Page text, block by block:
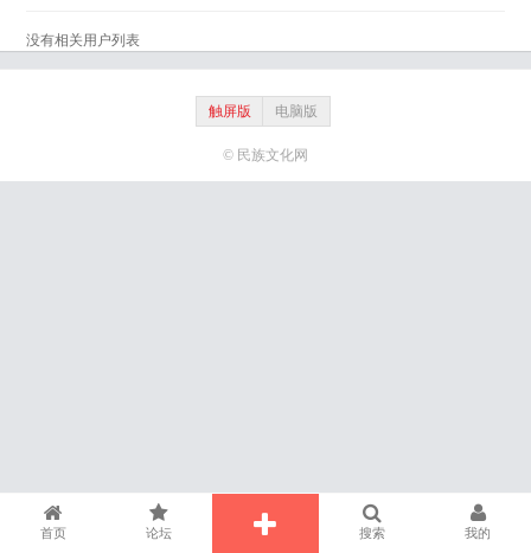
没有相关用户列表
触屏版 电脑版
© 民族文化网
首页 论坛 搜索 我的